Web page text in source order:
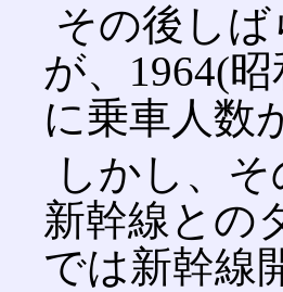
その後し
が、1964(
に乗車人数
しかし、
新幹線との
では新幹線